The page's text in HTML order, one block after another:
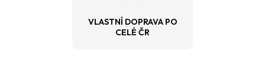
VLASTNÍ DOPRAVA PO
CELÉ ČR